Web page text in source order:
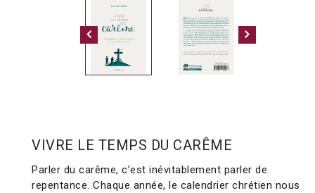
VIVRE LE TEMPS DU CARÊME
Parler du carême, c’est inévitablement parler de
repentance. Chaque année, le calendrier chrétien nous